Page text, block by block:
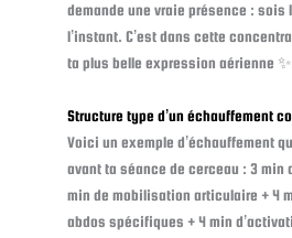
demande une vraie présence : sois
l’instant. C’est dans cette
ta plus belle expression aérienne
Structure type d’un échauffement
Voici un exemple d’échauffement
avant ta séance de cerceau : 3 min
min de mobilisation articulaire + 4
abdos spécifiques + 4 min